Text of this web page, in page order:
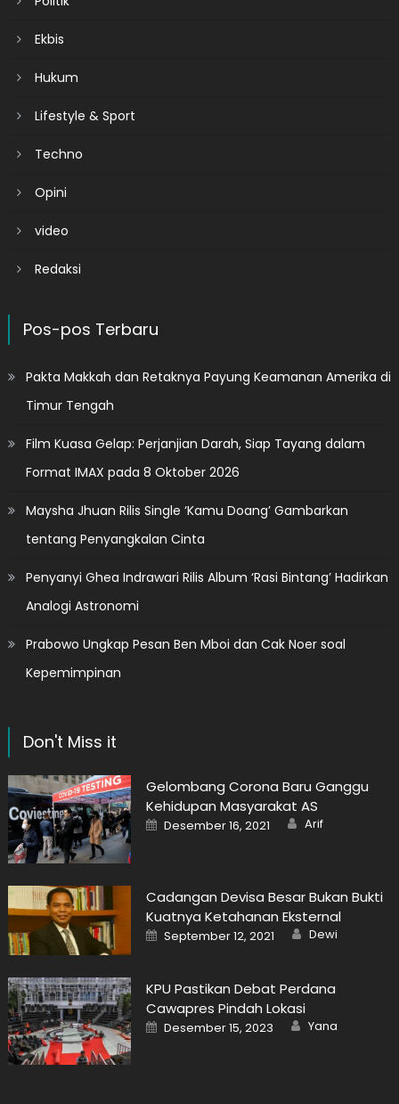
Ekbis
Hukum
Lifestyle & Sport
Techno
Opini
video
Redaksi
Pos-pos Terbaru
Pakta Makkah dan Retaknya Payung Keamanan Amerika di
Timur Tengah
Film Kuasa Gelap: Perjanjian Darah, Siap Tayang dalam
Format IMAX pada 8 Oktober 2026
Maysha Jhuan Rilis Single ‘Kamu Doang’ Gambarkan
tentang Penyangkalan Cinta
Penyanyi Ghea Indrawari Rilis Album ‘Rasi Bintang’ Hadirkan
Analogi Astronomi
Prabowo Ungkap Pesan Ben Mboi dan Cak Noer soal
Kepemimpinan
Don't Miss it
Gelombang Corona Baru Ganggu
Kehidupan Masyarakat AS
Posted
on
Desember 16, 2021 Author
Arif
Cadangan Devisa Besar Bukan Bukti
Kuatnya Ketahanan Eksternal
Posted
on
September 12, 2021 Author
Dewi
KPU Pastikan Debat Perdana
Cawapres Pindah Lokasi
Posted
on
Desember 15, 2023 Author
Yana